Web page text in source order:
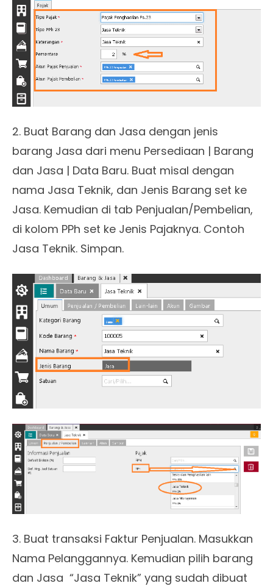
2. Buat Barang dan Jasa dengan jenis
barang Jasa dari menu Persediaan | Barang
dan Jasa | Data Baru. Buat misal dengan
nama Jasa Teknik, dan Jenis Barang set ke
Jasa. Kemudian di tab Penjualan/Pembelian,
di kolom PPh set ke Jenis Pajaknya. Contoh
Jasa Teknik. Simpan.
3. Buat transaksi Faktur Penjualan. Masukkan
Nama Pelanggannya. Kemudian pilih barang
dan Jasa “Jasa Teknik” yang sudah dibuat